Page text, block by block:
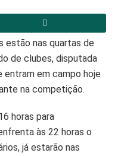
estão nas quartas de
de clubes, disputada
entram em campo hoje
na competição.
horas para
às 22 horas o
já estarão nas